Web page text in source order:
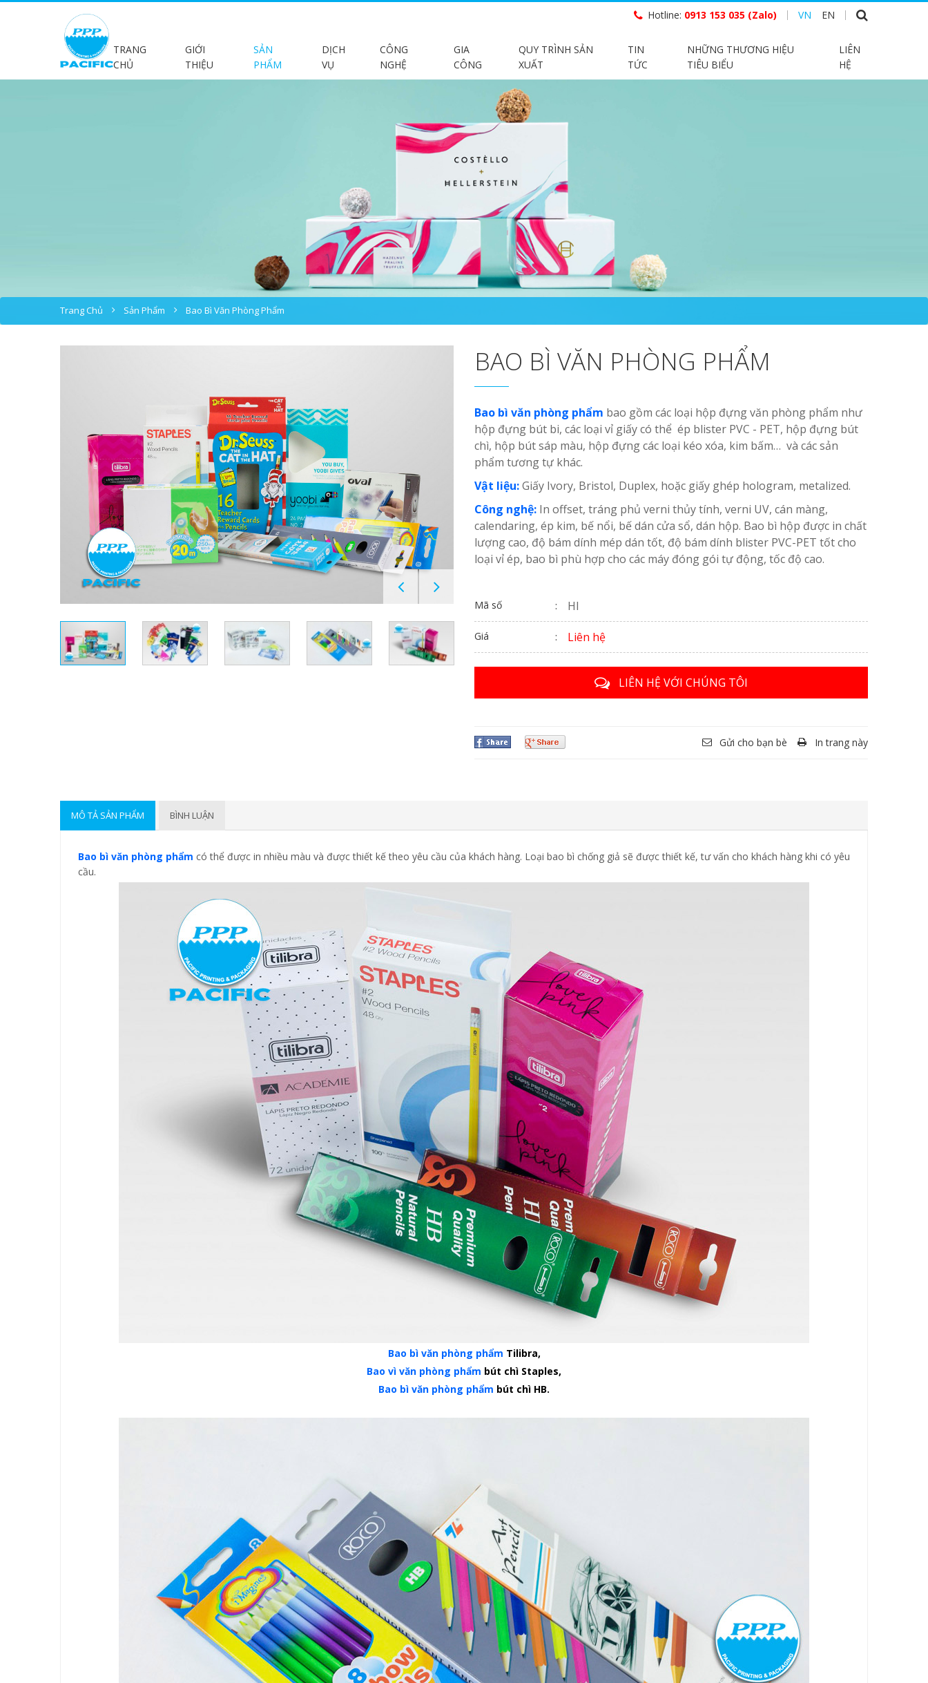
Hotline: 0913 153 035 (Zalo) VN EN
TRANG
CHỦ
GIỚI
THIỆU
SẢN
PHẨM
DỊCH
VỤ
CÔNG
NGHỆ
GIA
CÔNG
QUY TRÌNH SẢN
XUẤT
TIN
TỨC
NHỮNG THƯƠNG HIỆU
TIÊU BIỂU
LIÊN
HỆ
Trang Chủ Sản Phẩm Bao Bì Văn Phòng Phẩm
BAO BÌ VĂN PHÒNG PHẨM
Bao bì văn phòng phẩm bao gồm các loại hộp đựng văn phòng phẩm như
hộp đựng bút bi, các loại vỉ giấy có thể ép blister PVC - PET, hộp đựng bút
chì, hộp bút sáp màu, hộp đựng các loại kéo xóa, kim bấm… và các sản
phẩm tương tự khác.
Vật liệu:Giấy Ivory, Bristol, Duplex, hoặc giấy ghép hologram, metalized.
Công nghệ: In offset, tráng phủ verni thủy tính, verni UV, cán màng,
calendaring, ép kim, bế nổi, bế dán cửa sổ, dán hộp. Bao bì hộp được in chất
lượng cao, độ bám dính mép dán tốt, độ bám dính blister PVC-PET tốt cho
loại vỉ ép, bao bì phù hợp cho các máy đóng gói tự động, tốc độ cao.
Mã số HI
Giá Liên hệ
LIÊN HỆ VỚI CHÚNG TÔI
Gửi cho bạn bè In trang này
MÔ TẢ SẢN PHẨM BÌNH LUẬN
Bao bì văn phòng phẩm có thể được in nhiều màu và được thiết kế theo yêu cầu của khách hàng. Loại bao bì chống giả sẽ được thiết kế, tư vấn cho khách hàng khi có yêu
cầu.
Bao bì văn phòng phẩm Tilibra,
Bao vì văn phòng phẩm bút chì Staples,
Bao bì văn phòng phẩm bút chì HB.